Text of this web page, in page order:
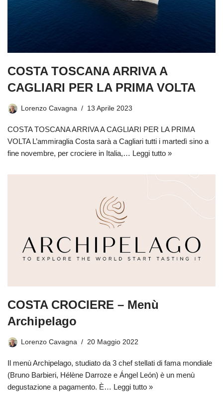
COSTA TOSCANA ARRIVA A
CAGLIARI PER LA PRIMA VOLTA
Lorenzo Cavagna 13 Aprile 2023
COSTA TOSCANA ARRIVA A CAGLIARI PER LA PRIMA
VOLTA L’ammiraglia Costa sarà a Cagliari tutti i martedì sino a
fine novembre, per crociere in Italia,… Leggi tutto »
COSTA CROCIERE – Menù
Archipelago
Lorenzo Cavagna 20 Maggio 2022
Il menù Archipelago, studiato da 3 chef stellati di fama mondiale
(Bruno Barbieri, Hélène Darroze e Ángel León) è un menù
degustazione a pagamento. È… Leggi tutto »